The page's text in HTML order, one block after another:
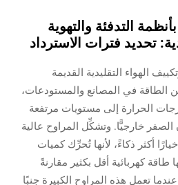
التدفئة والتهوية
تحديد فترات الاسترداد
الهواء التقليدية القديمة
الطاقة في المصانع والمستودعات،
الحرارة إلى مستويات مرتفعة
الصفر خارجيًّا. وتشكِّل المراوح عالية
أكثر ذكاءً، لأنها تُحرِّك كميات
طاقة كهربائية أقل بكثير مقارنةً
تعمل هذه المراوح الكبيرة جنبًا